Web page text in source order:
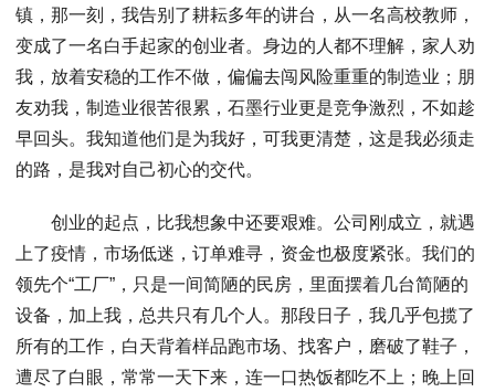
镇，那一刻，我告别了耕耘多年的讲台，从一名高校教师，
变成了一名白手起家的创业者。身边的人都不理解，家人劝
我，放着安稳的工作不做，偏偏去闯风险重重的制造业；朋
友劝我，制造业很苦很累，石墨行业更是竞争激烈，不如趁
早回头。我知道他们是为我好，可我更清楚，这是我必须走
的路，是我对自己初心的交代。
创业的起点，比我想象中还要艰难。公司刚成立，就遇
上了疫情，市场低迷，订单难寻，资金也极度紧张。我们的
领先个“工厂”，只是一间简陋的民房，里面摆着几台简陋的
设备，加上我，总共只有几个人。那段日子，我几乎包揽了
所有的工作，白天背着样品跑市场、找客户，磨破了鞋子，
遭尽了白眼，常常一天下来，连一口热饭都吃不上；晚上回